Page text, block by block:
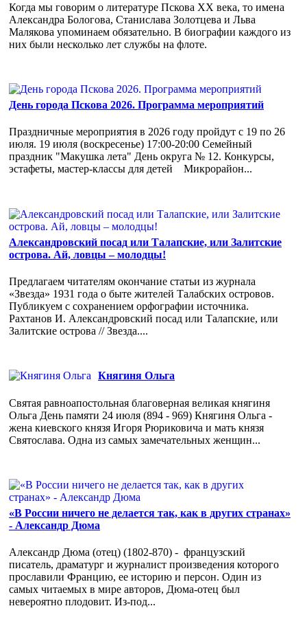
Когда мы говорим о литературе Пскова ХХ века, то имена
Александра Бологова, Станислава Золотцева и Льва
Малякова упоминаем обязательно. В биографии каждого из
них были несколько лет службы на флоте.
День города Пскова 2026. Программа мероприятий
Праздничные мероприятия в 2026 году пройдут с 19 по 26
июля. 19 июля (воскресенье) 17:00-20:00 Семейный
праздник "Макушка лета" День округа № 12. Конкурсы,
эстафеты, мастер-классы для детей Микрорайон...
Александровский посад или Талапские, или Залитские
острова. Ай, ловцы – молодцы!
Предлагаем читателям окончание статьи из журнала
«Звезда» 1931 года о быте жителей Талабских островов.
Публикуем с сохранением орфографии источника.
Рахтанов И. Александровский посад или Талапские, или
Залитские острова // Звезда....
Княгиня Ольга
Святая равноапостольная благоверная великая княгиня
Ольга День памяти 24 июля (894 - 969) Княгиня Ольга -
жена киевского князя Игоря Рюриковича и мать князя
Святослава. Одна из самых замечательных женщин...
«В России ничего не делается так, как в других странах»
- Александр Дюма
Александр Дюма (отец) (1802-870) - французский
писатель, драматург и журналист произведения которого
прославили Францию, ее историю и персон. Один из
самых читаемых в мире авторов, Дюма-отец был
невероятно плодовит. Из-под...